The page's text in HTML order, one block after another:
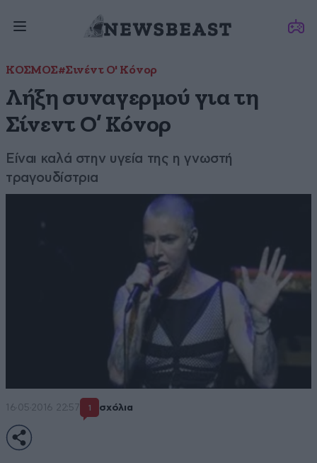
ΚΟΣΜΟΣ#Σινέντ Ο' Κόνορ
Λήξη συναγερμού για τη
Σίνεντ Ο’ Κόνορ
Είναι καλά στην υγεία της η γνωστή
τραγουδίστρια
16·05·2016 22:57 1 σχόλια